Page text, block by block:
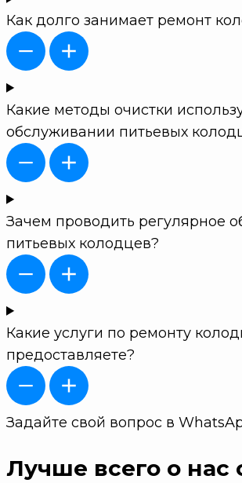
Как долго занимает ремонт
Какие методы очистки
обслуживании питьевых
Зачем проводить регулярное
питьевых колодцев?
Какие услуги по ремонту
предоставляете?
Задайте свой вопрос в
Лучше всего о нас